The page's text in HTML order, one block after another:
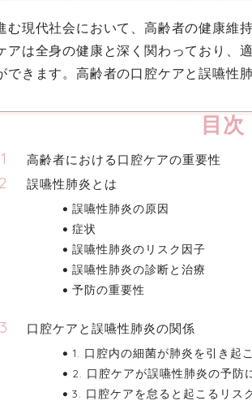
む現代社会において、高齢者の健康維
アは全身の健康と深く関わっており、
できます。高齢者の口腔ケアと誤嚥性
目次
高齢者における口腔ケアの重要性
誤嚥性肺炎とは
誤嚥性肺炎の原因
症状
誤嚥性肺炎のリスク因子
誤嚥性肺炎の診断と治療
予防の重要性
口腔ケアと誤嚥性肺炎の関係
1. 口腔内の細菌が肺炎を引き起
2. 口腔ケアが誤嚥性肺炎の予防
3. 口腔ケアを怠ると起こるリス